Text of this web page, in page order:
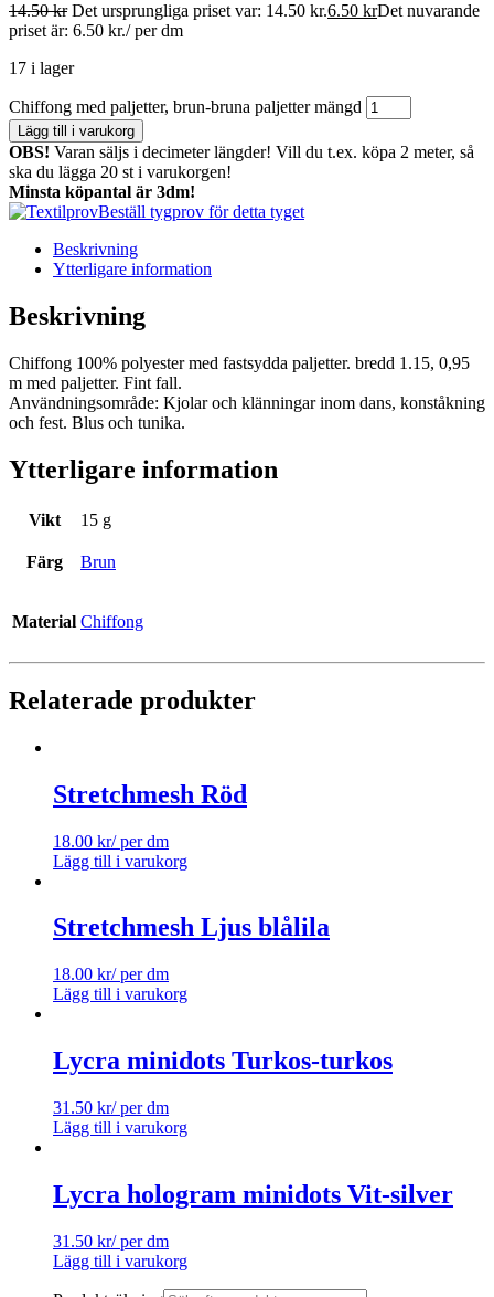
14.50kr Det ursprungliga priset var: 14.50 kr.6.50 krDet nuvarande
priset är: 6.50 kr./ per dm
17 i lager
Chiffong med paljetter, brun-bruna paljetter mängd
Lägg till i varukorg
OBS! Varan säljs i decimeter längder! Vill du t.ex. köpa 2 meter, så
ska du lägga 20 st i varukorgen!
Minsta köpantal är 3dm!
Beställ tygprov för detta tyget
Beskrivning
Ytterligare information
Beskrivning
Chiffong 100% polyester med fastsydda paljetter. bredd 1.15, 0,95
m med paljetter. Fint fall.
Användningsområde: Kjolar och klänningar inom dans, konståkning
och fest. Blus och tunika.
Ytterligare information
Vikt 15 g
Färg Brun
Material Chiffong
Relaterade produkter
Stretchmesh Röd
18.00 kr/ per dm
Lägg till i varukorg
Stretchmesh Ljus blålila
18.00 kr/ per dm
Lägg till i varukorg
Lycra minidots Turkos-turkos
31.50 kr/ per dm
Lägg till i varukorg
Lycra hologram minidots Vit-silver
31.50 kr/ per dm
Lägg till i varukorg